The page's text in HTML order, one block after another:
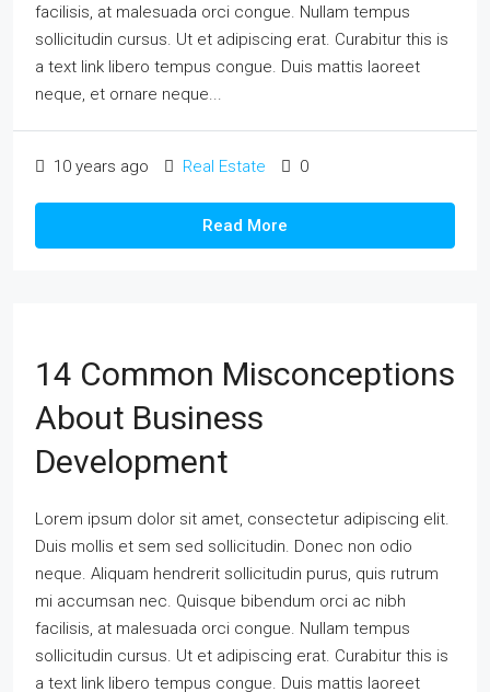
facilisis, at malesuada orci congue. Nullam tempus
sollicitudin cursus. Ut et adipiscing erat. Curabitur this is
a text link libero tempus congue. Duis mattis laoreet
neque, et ornare neque...
10 years ago Real Estate 0
Read More
14 Common Misconceptions
About Business
Development
Lorem ipsum dolor sit amet, consectetur adipiscing elit.
Duis mollis et sem sed sollicitudin. Donec non odio
neque. Aliquam hendrerit sollicitudin purus, quis rutrum
mi accumsan nec. Quisque bibendum orci ac nibh
facilisis, at malesuada orci congue. Nullam tempus
sollicitudin cursus. Ut et adipiscing erat. Curabitur this is
a text link libero tempus congue. Duis mattis laoreet